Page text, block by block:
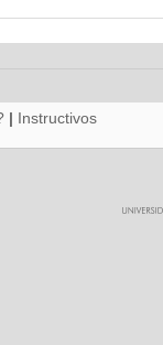
| Instructivos